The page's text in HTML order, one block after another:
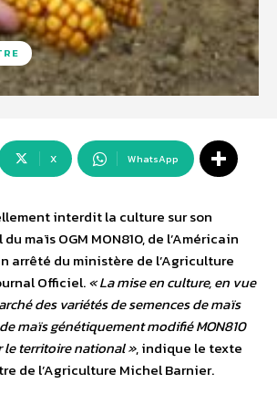
X WhatsApp
interdit la culture sur son
maïs OGM MON810, de l’Américain
arrêté du ministère de l’Agriculture
Officiel.« La mise en culture, en vue
des variétés de semences de maïs
maïs génétiquement modifié MON810
le territoire national », indique le texte
de l’Agriculture Michel Barnier.